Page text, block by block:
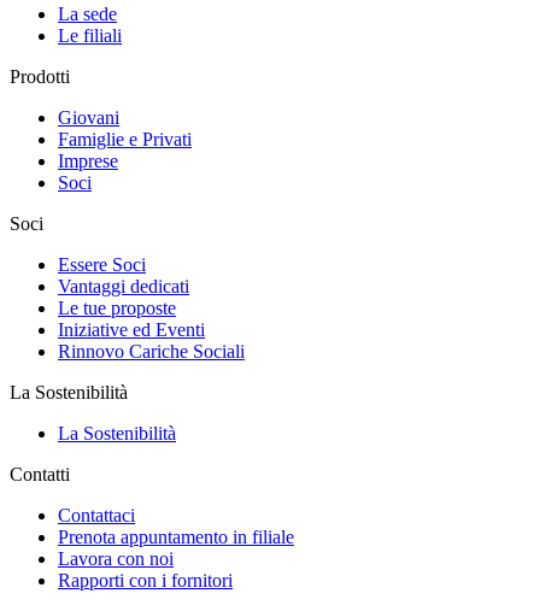
La sede
Le filiali
Prodotti
Giovani
Famiglie e Privati
Imprese
Soci
Soci
Essere Soci
Vantaggi dedicati
Le tue proposte
Iniziative ed Eventi
Rinnovo Cariche Sociali
La Sostenibilità
La Sostenibilità
Contatti
Contattaci
Prenota appuntamento in filiale
Lavora con noi
Rapporti con i fornitori